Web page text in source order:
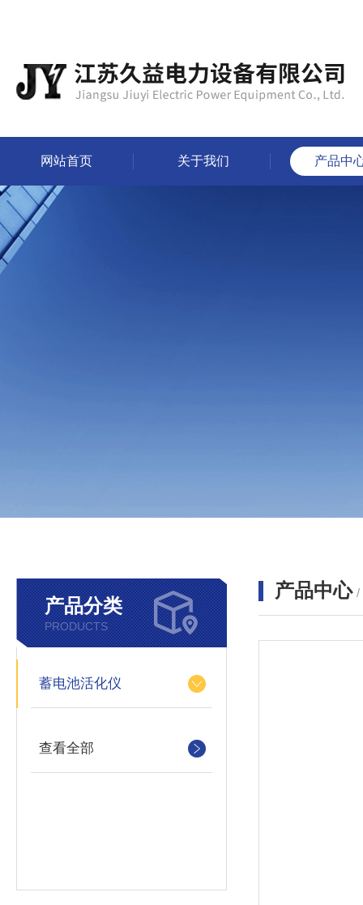
网站首页 关于我们 产品中
产品分类
PRODUCTS
蓄电池活化仪
查看全部
产品中心 /